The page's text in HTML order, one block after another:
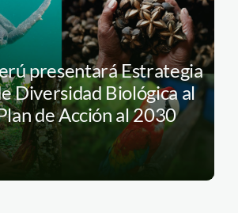
presentará Estrategia
Diversidad Biológica al
de Acción al 2030